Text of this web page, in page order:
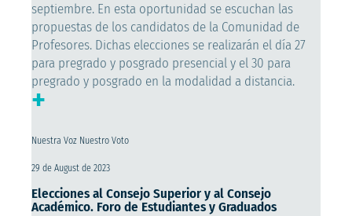
septiembre. En esta oportunidad se escuchan las
propuestas de los candidatos de la Comunidad de
Profesores. Dichas elecciones se realizarán el día 27
para pregrado y posgrado presencial y el 30 para
pregrado y posgrado en la modalidad a distancia.
+
Nuestra Voz Nuestro Voto
29 de August de 2023
Elecciones al Consejo Superior y al Consejo
Académico. Foro de Estudiantes y Graduados